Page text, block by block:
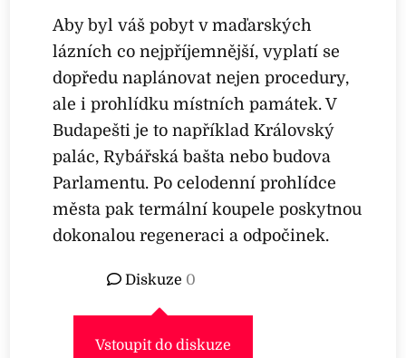
Aby byl váš pobyt v maďarských
lázních co nejpříjemnější, vyplatí se
dopředu naplánovat nejen procedury,
ale i prohlídku místních památek. V
Budapešti je to například Královský
palác, Rybářská bašta nebo budova
Parlamentu. Po celodenní prohlídce
města pak termální koupele poskytnou
dokonalou regeneraci a odpočinek.
Diskuze 0
Vstoupit do diskuze